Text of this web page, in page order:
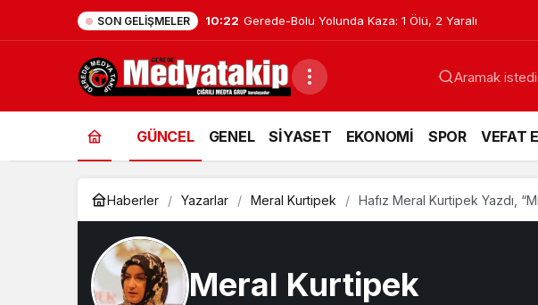
SON GELIŞMELER 0:09 Ünlü Oyuncu Ülkü Hilal Çiftçi’nin Gerede Bağlantısı
GÜNCEL GENEL SİYASET EKONOMİ SPOR VEFAT
Haberler Yazarlar Meral Kurtipek Hafız Meral Kurtipek Yazdı,
Meral Kurtipek